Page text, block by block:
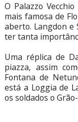
O Palazzo
mais famosa de
aberto. Langdon e
ter tanta
Uma réplica de
piazza, assim
Fontana de
está a Loggia de
os soldados o